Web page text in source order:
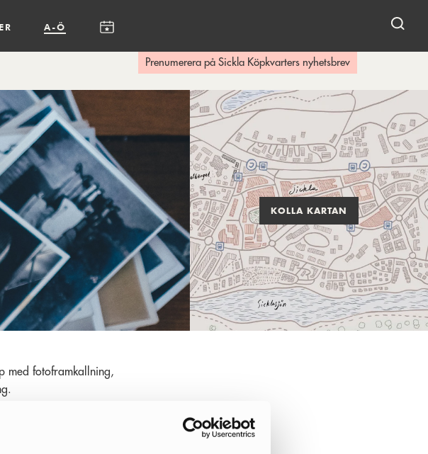
A-Ö
Prenumerera på Sickla Köpkvarters nyhetsbrev
KOLLA KARTAN
med fotoframkallning,